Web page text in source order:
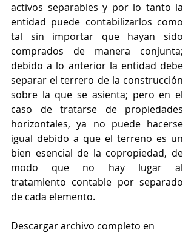
activos separables y por lo tanto la
entidad puede contabilizarlos como
tal sin importar que hayan sido
comprados de manera conjunta;
debido a lo anterior la entidad debe
separar el terrero de la construcción
sobre la que se asienta; pero en el
caso de tratarse de propiedades
horizontales, ya no puede hacerse
igual debido a que el terreno es un
bien esencial de la copropiedad, de
modo que no hay lugar al
tratamiento contable por separado
de cada elemento.
Descargar archivo completo en